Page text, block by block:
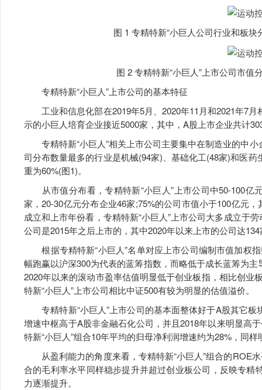
图 1 专精特新“小巨人公司行业和板
图 2 专精特新“小巨人”上市公司市值
专精特新“小巨人”上市公司的基本特征
工业和信息化部在2019年5月、2020年11月和2021年7月
示的小巨人培育企业接近5000家，其中，A股上市企业共计
专精特新“小巨人”相关上市公司主要集中在制造业的中小
司分布数量最多的行业是机械(94家)、基础化工(48家)和医
重为60%(图1)。
从市值分布看，专精特新“小巨人”上市公司中50-100亿
家，20-30亿元分布企业46家;75%的公司市值小于100亿元
成立和上市年份看，专精特新“小巨人”上市公司大多成立于
公司是2015年之后上市的，其中2020年以来上市的公司达
根据专精特新“小巨人”名单对应上市公司编制市值加权
幅跑赢以沪深300为代表的蓝筹指数，而略低于成长蓝筹为
2020年以来的滚动市盈率估值明显低于创业板指，相比创
特新“小巨人”上市公司相比中证500有较为明显的估值溢价。
专精特新“小巨人”上市公司的基本面整体好于A股其它板
增速中枢高于A股非金融石化公司，并且2018年以来明显高
特新“小巨人”组合10年平均的归母净利润增速约为28%，同
从盈利能力的角度来看，专精特新“小巨人”组合的ROE
合的毛利率水平同样稳步提升并超过创业板公司，反映专精
力逐渐提升。